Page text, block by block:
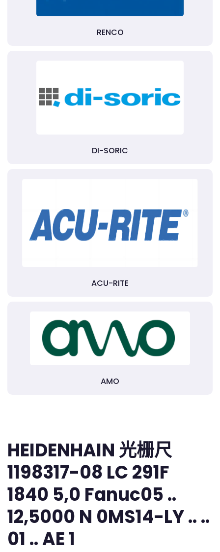
RENCO
DI-SORIC
ACU-RITE
AMO
HEIDENHAIN 光栅尺
1198317-08 LC 291F
1840 5,0 Fanuc05 ..
12,5000 N 0MS14-LY .. ..
01 .. AE 1